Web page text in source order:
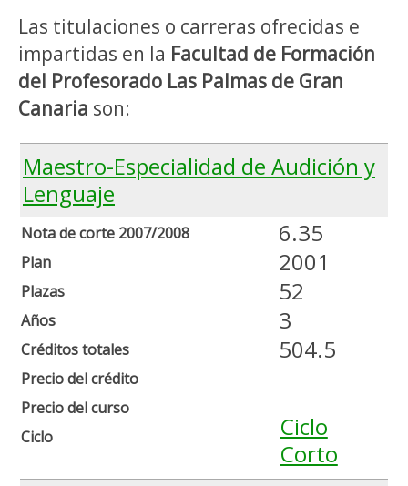
Las titulaciones o carreras ofrecidas e
impartidas en la Facultad de Formación
del Profesorado Las Palmas de Gran
Canaria son:
Maestro-Especialidad de Audición y
Lenguaje
Nota de corte 2007/2008
Plan
Plazas
Años
Créditos totales
Precio del crédito
Precio del curso
Ciclo
6.35
2001
52
3
504.5
Ciclo
Corto